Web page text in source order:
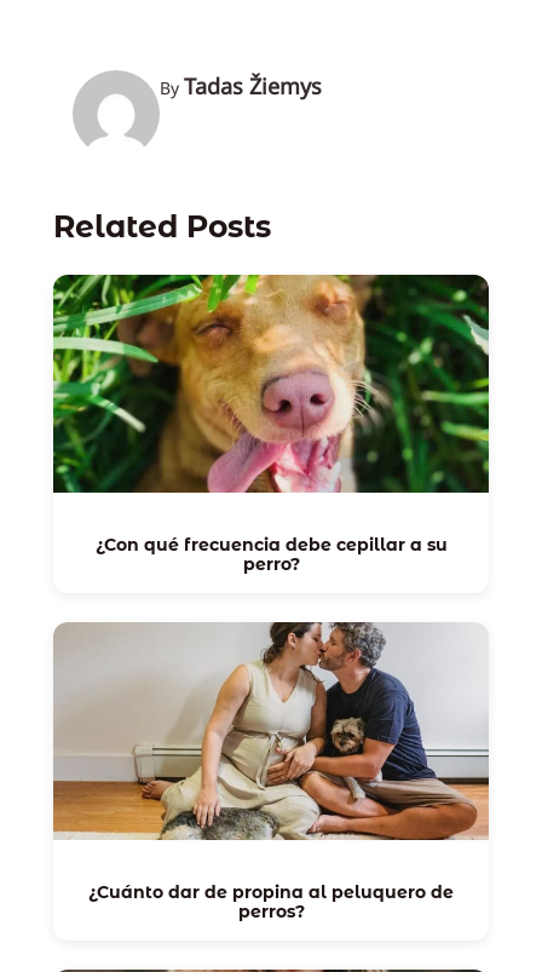
By Tadas Žiemys
Related Posts
¿Con qué frecuencia debe cepillar a su
perro?
¿Cuánto dar de propina al peluquero de
perros?